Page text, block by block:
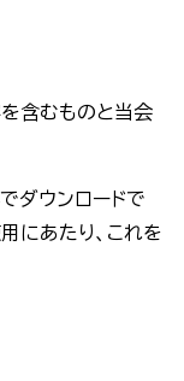
を含むものと当会
ダウンロードで
にあたり、これを